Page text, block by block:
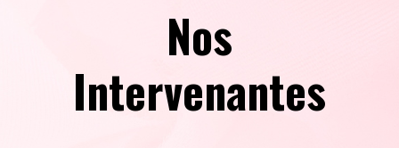
Nos
Intervenantes